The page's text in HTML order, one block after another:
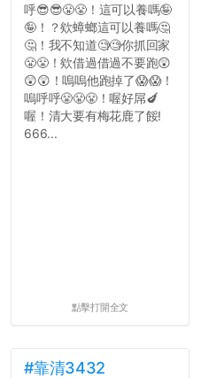
呼😎😎😤😤！這可以養嗎🤪
🤪！？欸蟑螂這可以養嗎🤔
🤔！我不知道🧐🧐你抓回家
😤😤！欸借過借過不要跑😲
😲😲！嗚嗚他跑掉了😱😱！
嗚呼呼😤😤😤！喔好屌🍆
喔！清大要有梅花鹿了餒!
666...
點擊打開全文
#靠清3432